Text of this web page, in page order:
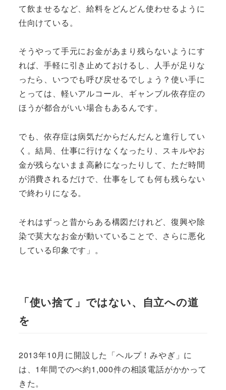
て飲ませるなど、給料をどんどん使わせるように
仕向けている。
そうやって手元にお金があまり残らないようにす
れば、手軽に引き止めておけるし、人手が足りな
ったら、いつでも呼び戻せるでしょう？使い手に
とっては、軽いアルコール、ギャンブル依存症の
ほうが都合がいい場合もあるんです。
でも、依存症は病気だからだんだんと進行してい
く。結局、仕事に行けなくなったり、スキルやお
金が残らないまま高齢になったりして、ただ時間
が消費されるだけで、仕事をしても何も残らない
で終わりになる。
それはずっと昔からある構図だけれど、復興や除
染で莫大なお金が動いていることで、さらに悪化
している印象です」。
「使い捨て」ではない、自立への道
を
2013年10月に開設した「ヘルプ！みやぎ」に
は、1年間でのべ約1,000件の相談電話がかかって
きた。